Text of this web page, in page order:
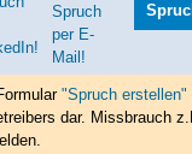
"Spruch erstellen"
dar. Missbrauch